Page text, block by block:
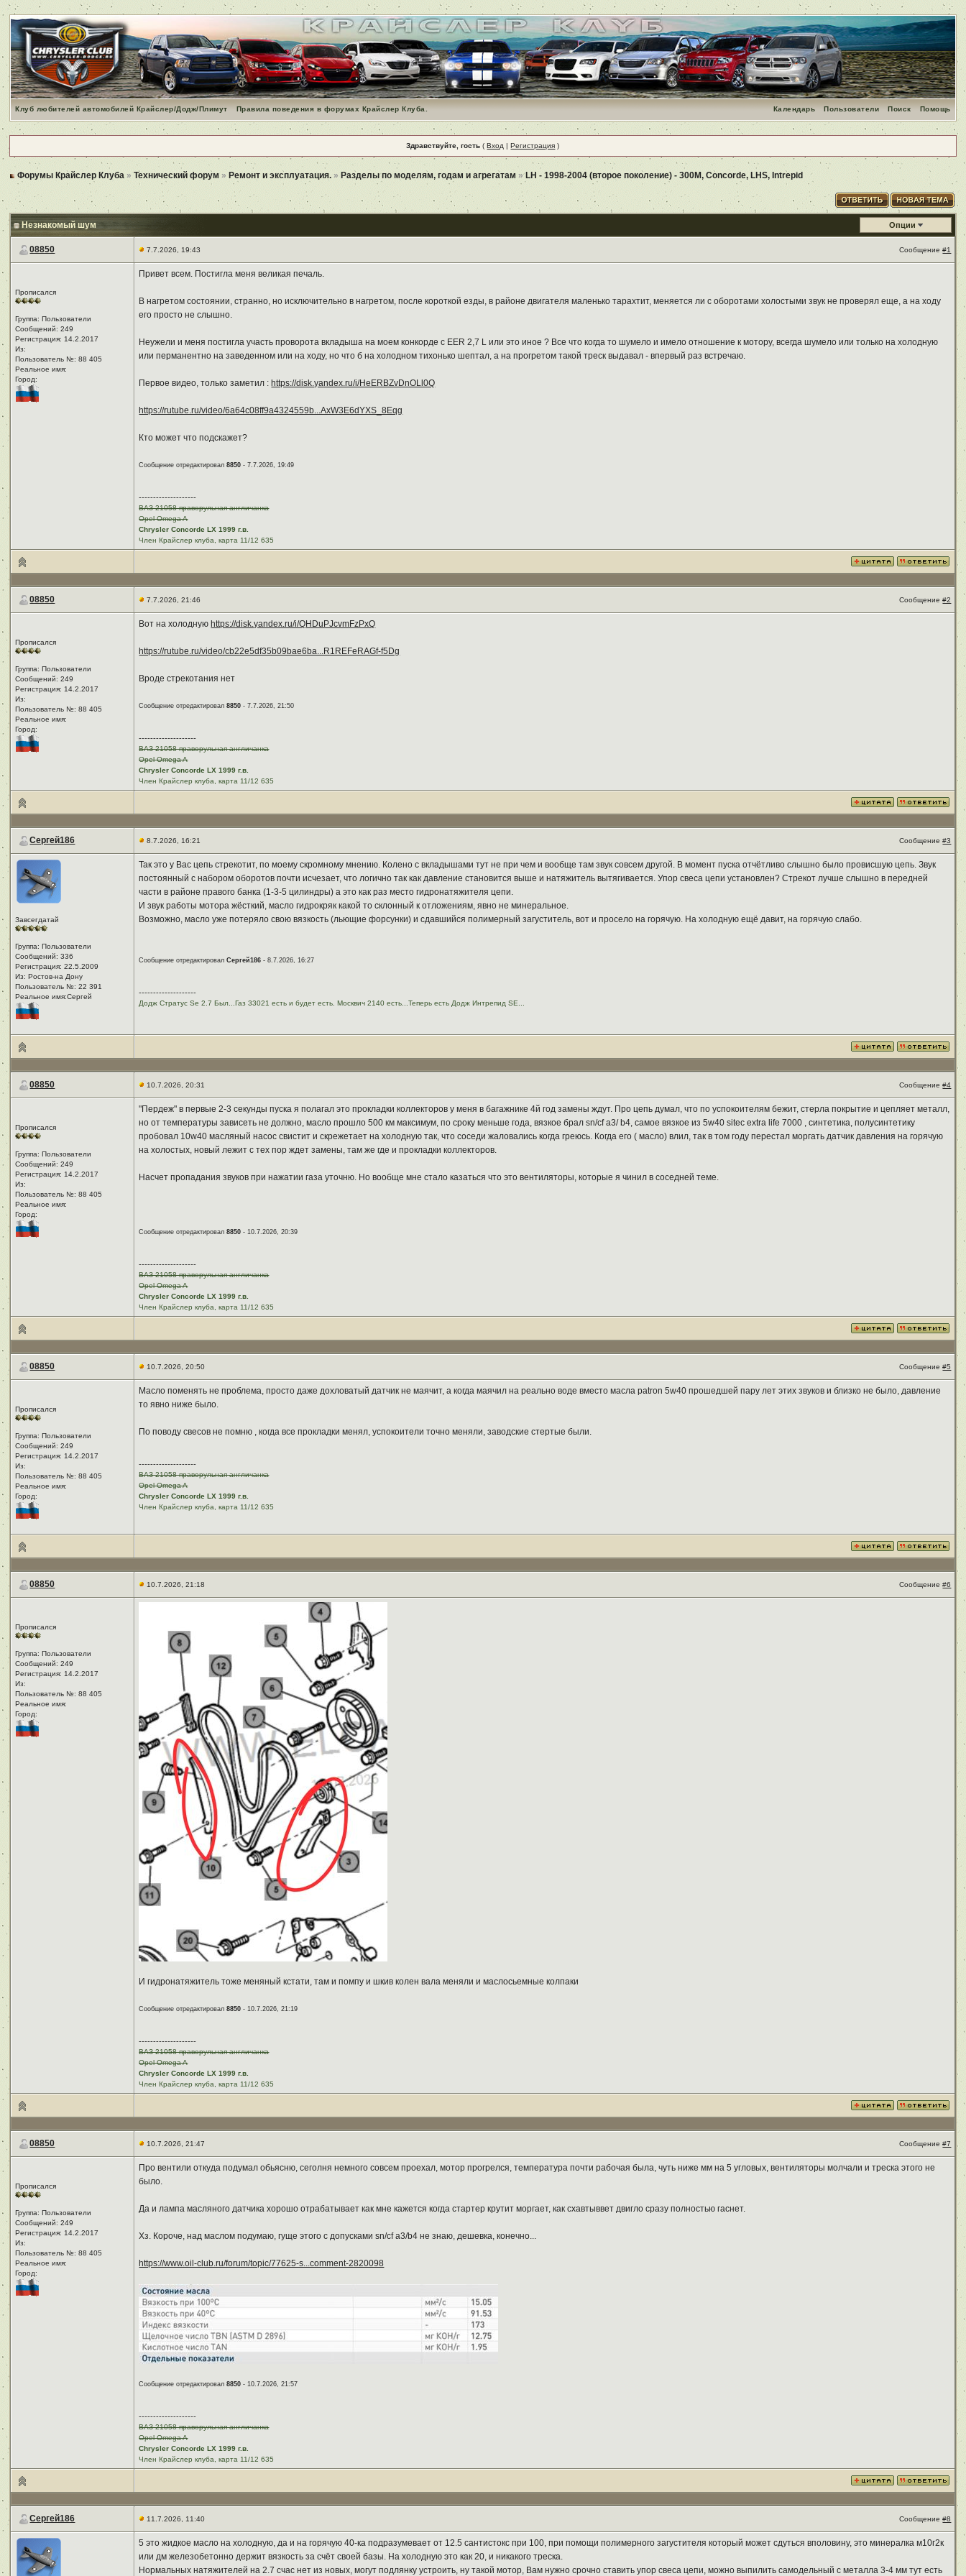
Клуб любителей автомобилей Крайслер/Додж/Плимут Правила поведения в форумах Крайслер Клуба. Помощь
Поиск
Пользователи
Календарь
Здравствуйте, гость (Вход |Регистрация )
Форумы Крайслер Клуба »Технический форум »Ремонт и эксплуатация. »Разделы по моделям, годам и агрегатам »LH - 1998-2004 (второе поколение) - 300M, Concorde, LHS, Intrepid
Незнакомый шум Опции
08850 7.7.2026, 19:43 Сообщение#1
Прописался
Группа: Пользователи
Сообщений: 249
Регистрация: 14.2.2017
Из: ㅤ
Пользователь №: 88 405
Реальное имя:ㅤ
Город:ㅤ
Привет всем. Постигла меня великая печаль.
В нагретом состоянии, странно, но исключительно в нагретом, после короткой езды, в районе двигателя маленько тарахтит, меняется ли с оборотами холостыми звук не проверял еще, а на ходу
его просто не слышно.
Неужели и меня постигла участь проворота вкладыша на моем конкорде с EER 2,7 L или это иное ? Все что когда то шумело и имело отношение к мотору, всегда шумело или только на холодную
или перманентно на заведенном или на ходу, но что б на холодном тихонько шептал, а на прогретом такой треск выдавал - впервый раз встречаю.
Первое видео, только заметил :https://disk.yandex.ru/i/HeERBZvDnOLl0Q
https://rutube.ru/video/6a64c08ff9a4324559b...AxW3E6dYXS_8Eqg
Кто может что подскажет?
Сообщение отредактировал8850 - 7.7.2026, 19:49
--------------------
ВАЗ 21058 праворульная англичанка
Opel Omega A
Chrysler Concorde LX 1999 г.в.
Член Крайслер клуба, карта 11/12 635
08850 7.7.2026, 21:46 Сообщение#2
Прописался
Группа: Пользователи
Сообщений: 249
Регистрация: 14.2.2017
Из: ㅤ
Пользователь №: 88 405
Реальное имя:ㅤ
Город:ㅤ
Вот на холоднуюhttps://disk.yandex.ru/i/QHDuPJcvmFzPxQ
https://rutube.ru/video/cb22e5df35b09bae6ba...R1REFeRAGf-f5Dg
Вроде стрекотания нет
Сообщение отредактировал8850 - 7.7.2026, 21:50
--------------------
ВАЗ 21058 праворульная англичанка
Opel Omega A
Chrysler Concorde LX 1999 г.в.
Член Крайслер клуба, карта 11/12 635
Сергей186 8.7.2026, 16:21 Сообщение#3
Завсегдатай
Группа: Пользователи
Сообщений: 336
Регистрация: 22.5.2009
Из: Ростов-на Дону
Пользователь №: 22 391
Реальное имя:Сергей
Так это у Вас цепь стрекотит, по моему скромному мнению. Колено с вкладышами тут не при чем и вообще там звук совсем другой. В момент пуска отчётливо слышно было провисшую цепь. Звук
постоянный с набором оборотов почти исчезает, что логично так как давление становится выше и натяжитель вытягивается. Упор свеса цепи установлен? Стрекот лучше слышно в передней
части в районе правого банка (1-3-5 цилиндры) а это как раз место гидронатяжителя цепи.
И звук работы мотора жёсткий, масло гидрокряк какой то склонный к отложениям, явно не минеральное.
Возможно, масло уже потеряло свою вязкость (льющие форсунки) и сдавшийся полимерный загуститель, вот и просело на горячую. На холодную ещё давит, на горячую слабо.
Сообщение отредактировалСергей186 - 8.7.2026, 16:27
--------------------
Додж Стратус Se 2.7 Был...Газ 33021 есть и будет есть. Москвич 2140 есть...Теперь есть Додж Интрепид SE...
08850 10.7.2026, 20:31 Сообщение#4
Прописался
Группа: Пользователи
Сообщений: 249
Регистрация: 14.2.2017
Из: ㅤ
Пользователь №: 88 405
Реальное имя:ㅤ
Город:ㅤ
"Пердеж" в первые 2-3 секунды пуска я полагал это прокладки коллекторов у меня в багажнике 4й год замены ждут. Про цепь думал, что по успокоителям бежит, стерла покрытие и цепляет металл,
но от температуры зависеть не должно, масло прошло 500 км максимум, по сроку меньше года, вязкое брал sn/cf a3/ b4, самое вязкое из 5w40 sitec extra life 7000 , синтетика, полусинтетику
пробовал 10w40 масляный насос свистит и скрежетает на холодную так, что соседи жаловались когда греюсь. Когда его ( масло) влил, так в том году перестал моргать датчик давления на горячую
на холостых, новый лежит с тех пор ждет замены, там же где и прокладки коллекторов.
Насчет пропадания звуков при нажатии газа уточню. Но вообще мне стало казаться что это вентиляторы, которые я чинил в соседней теме.
Сообщение отредактировал8850 - 10.7.2026, 20:39
--------------------
ВАЗ 21058 праворульная англичанка
Opel Omega A
Chrysler Concorde LX 1999 г.в.
Член Крайслер клуба, карта 11/12 635
08850 10.7.2026, 20:50 Сообщение#5
Прописался
Группа: Пользователи
Сообщений: 249
Регистрация: 14.2.2017
Из: ㅤ
Пользователь №: 88 405
Реальное имя:ㅤ
Город:ㅤ
Масло поменять не проблема, просто даже дохловатый датчик не маячит, а когда маячил на реально воде вместо масла patron 5w40 прошедшей пару лет этих звуков и близко не было, давление
то явно ниже было.
По поводу свесов не помню , когда все прокладки менял, успокоители точно меняли, заводские стертые были.
--------------------
ВАЗ 21058 праворульная англичанка
Opel Omega A
Chrysler Concorde LX 1999 г.в.
Член Крайслер клуба, карта 11/12 635
08850 10.7.2026, 21:18 Сообщение#6
Прописался
Группа: Пользователи
Сообщений: 249
Регистрация: 14.2.2017
Из: ㅤ
Пользователь №: 88 405
Реальное имя:ㅤ
Город:ㅤ
И гидронатяжитель тоже меняный кстати, там и помпу и шкив колен вала меняли и маслосьемные колпаки
Сообщение отредактировал8850 - 10.7.2026, 21:19
--------------------
ВАЗ 21058 праворульная англичанка
Opel Omega A
Chrysler Concorde LX 1999 г.в.
Член Крайслер клуба, карта 11/12 635
08850 10.7.2026, 21:47 Сообщение#7
Прописался
Группа: Пользователи
Сообщений: 249
Регистрация: 14.2.2017
Из: ㅤ
Пользователь №: 88 405
Реальное имя:ㅤ
Город:ㅤ
Про вентили откуда подумал обьясню, сеголня немного совсем проехал, мотор прогрелся, температура почти рабочая была, чуть ниже мм на 5 угловых, вентиляторы молчали и треска этого не
было.
Да и лампа масляного датчика хорошо отрабатывает как мне кажется когда стартер крутит моргает, как схавтыввет двигло сразу полностью гаснет.
Хз. Короче, над маслом подумаю, гуще этого с допусками sn/cf a3/b4 не знаю, дешевка, конечно...
https://www.oil-club.ru/forum/topic/77625-s...comment-2820098
Сообщение отредактировал8850 - 10.7.2026, 21:57
--------------------
ВАЗ 21058 праворульная англичанка
Opel Omega A
Chrysler Concorde LX 1999 г.в.
Член Крайслер клуба, карта 11/12 635
Сергей186 11.7.2026, 11:40 Сообщение#8
5 это жидкое масло на холодную, да и на горячую 40-ка подразумевает от 12.5 сантистокс при 100, при помощи полимерного загустителя который может сдуться вполовину, это минералка м10г2к
или дм железобетонно держит вязкость за счёт своей базы. На холодную это как 20, и никакого треска.
Нормальных натяжителей на 2.7 счас нет из новых, могут подлянку устроить, ну такой мотор, Вам нужно срочно ставить упор свеса цепи, можно выпилить самодельный с металла 3-4 мм тут есть